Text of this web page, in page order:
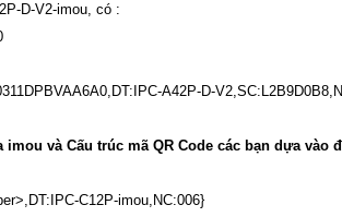
D-V2-imou, có :
A42P-D-
imou và Cấu trúc mã QR Code các bạn dựa vào
C12P-imou,NC:006}